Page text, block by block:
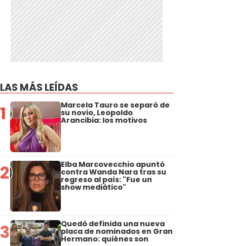
LAS MÁS LEÍDAS
1 Marcela Tauro se separó de
su novio, Leopoldo
Arancibia: los motivos
2 Elba Marcovecchio apuntó
contra Wanda Nara tras su
regreso al país: "Fue un
show mediático"
3 Quedó definida una nueva
placa de nominados en Gran
Hermano: quiénes son